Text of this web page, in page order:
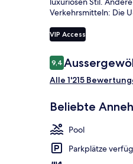
Verkehrsmitteln: Die
VIP Access
Bewertungen
9,49,4 von 10.
Alle 1'215
Beliebte
Pool
Parkplätze